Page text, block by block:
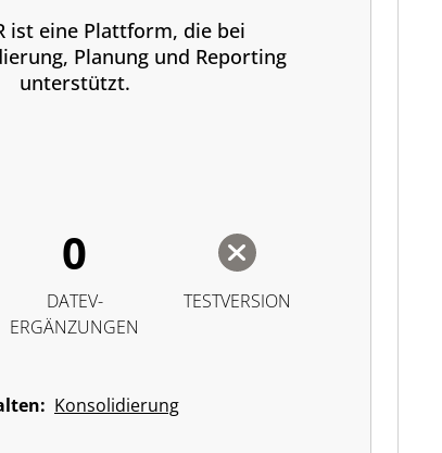
ist eine Plattform, die bei
Planung und Reporting
unterstützt.
0
DATEV-
ERGÄNZUNGEN
TESTVERSION
Konsolidierung